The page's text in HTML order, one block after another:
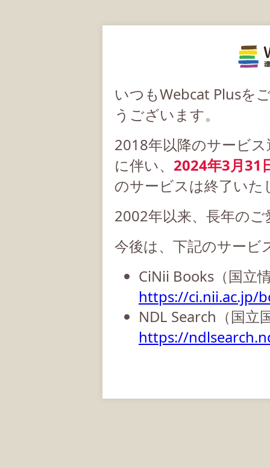
いつもWebcat Plusを
うございます。
2018年以降のサービ
に伴い、 2024年3月31
のサービスは終了いた
2002年以来、長年の
今後は、下記のサービ
CiNii Books（国立
https://ci.nii.ac.jp/
NDL Search（国立
https://